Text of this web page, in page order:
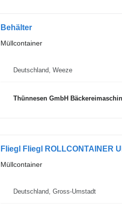
Behälter
Müllcontainer
Deutschland, Weeze
Thünnesen GmbH
Fliegl Fliegl ROLLCONTAINER
Müllcontainer
Deutschland, Gross-Umstadt